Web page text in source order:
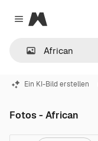
Close menu
Magnific
Ein KI-Bild erstellen
Fotos - African